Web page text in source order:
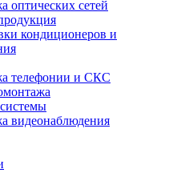
оптических сетей
кондиционеров и
телефонии и СКС
видеонаблюдения